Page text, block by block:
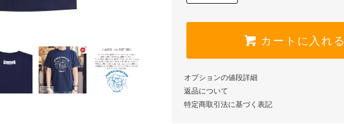
カートに入れる
オプションの値段詳細
返品について
特定商取引法に基づく表記